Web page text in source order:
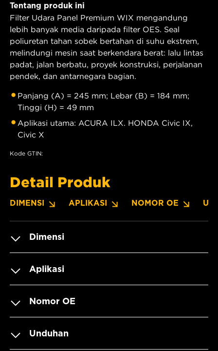
Tentang produk ini
Filter Udara Panel Premium WIX mengandung
lebih banyak media daripada filter OES. Seal
poliuretan tahan sobek bertahan di suhu ekstrem,
melindungi mesin saat berkendara berat: lalu lintas
padat, jalan berbatu, proyek konstruksi, perjalanan
pendek, dan antarnegara bagian.
Panjang (A) = 245 mm; Lebar (B) = 184 mm;
Tinggi (H) = 49 mm
Aplikasi utama: ACURA ILX. HONDA Civic IX,
Civic X
Kode GTIN:
Detail Produk
DIMENSI APLIKASI NOMOR OE
Dimensi
Aplikasi
Nomor OE
Unduhan